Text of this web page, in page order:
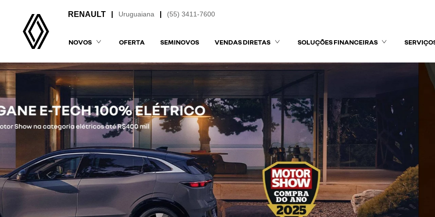
(55) 3411-7600
Uruguaiana
NOVOS OFERTA SEMINOVOS VENDAS DIRETAS SOLUÇÕES FINANCEIRAS
templates.template-01.components.carousel.texts.control_prev